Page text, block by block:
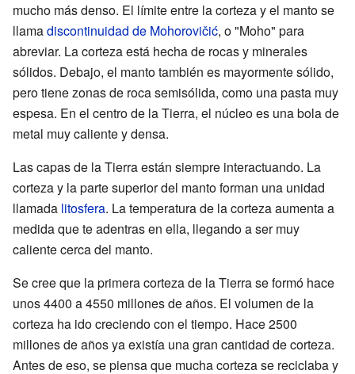
mucho más denso. El límite entre la corteza y el manto se
llamadiscontinuidad de Mohorovičić, o "Moho" para
abreviar. La corteza está hecha de rocas y minerales
sólidos. Debajo, el manto también es mayormente sólido,
pero tiene zonas de roca semisólida, como una pasta muy
espesa. En el centro de la Tierra, el núcleo es una bola de
metal muy caliente y densa.
Las capas de la Tierra están siempre interactuando. La
corteza y la parte superior del manto forman una unidad
llamada litosfera. La temperatura de la corteza aumenta a
medida que te adentras en ella, llegando a ser muy
caliente cerca del manto.
Se cree que la primera corteza de la Tierra se formó hace
unos 4400 a 4550 millones de años. El volumen de la
corteza ha ido creciendo con el tiempo. Hace 2500
millones de años ya existía una gran cantidad de corteza.
Antes de eso, se piensa que mucha corteza se reciclaba y